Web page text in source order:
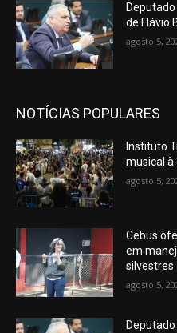
de Flávio
agosto 5,
NOTÍCIAS POPULARES
Instituto
musical à
agosto 5,
Cebus
em
silvestres
agosto 5,